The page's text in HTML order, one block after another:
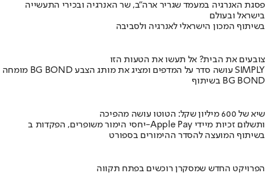
פסגת האנרגיה במעמד שגריר ארה"ב, שר האנרגיה ובכירי התעשייה
בישראל ובעולם
בשיתוף המכון הישראלי לאנרגיה ולסביבה
צובעים את הבית? אל תעשו את הטעות הזו
מומחה BG BOND עושה סדר על המדפים ומציג את מותג הצבע SIMPLY
בשיתוף BG BOND
שיא של 600 מיליון שקל: הטוטו עושה מהפיכה
יחסי הימור משופרים, הפקדות ב-Apple Pay ותשלום זכיות מיידי
בשיתוף המועצה להסדר ההימורים בספורט
הפרויקט החדש שמסקרן רוכשים בפתח תקווה